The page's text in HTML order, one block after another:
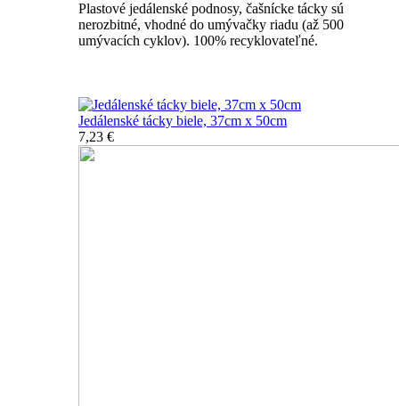
Plastové jedálenské podnosy, čašnícke tácky sú
nerozbitné, vhodné do umývačky riadu (až 500
umývacích cyklov). 100% recyklovateľné.
Jedálenské tácky biele, 37cm x 50cm
7,23 €